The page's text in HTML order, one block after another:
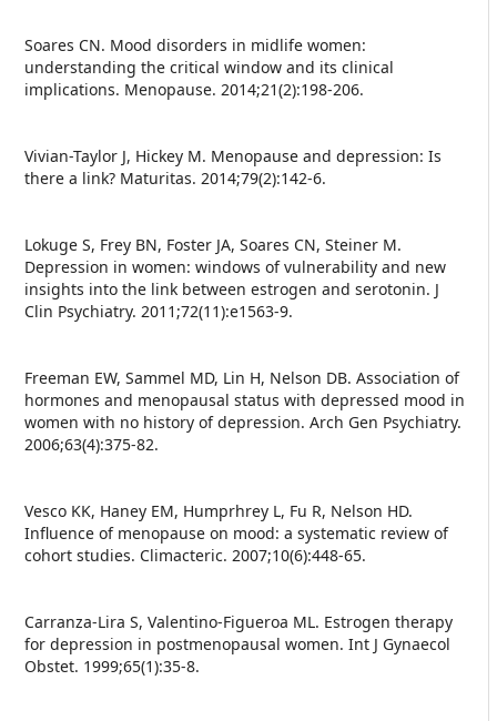
Soares CN. Mood disorders in midlife women:
understanding the critical window and its clinical
implications. Menopause. 2014;21(2):198-206.
Vivian-Taylor J, Hickey M. Menopause and depression: Is
there a link? Maturitas. 2014;79(2):142-6.
Lokuge S, Frey BN, Foster JA, Soares CN, Steiner M.
Depression in women: windows of vulnerability and new
insights into the link between estrogen and serotonin. J
Clin Psychiatry. 2011;72(11):e1563-9.
Freeman EW, Sammel MD, Lin H, Nelson DB. Association of
hormones and menopausal status with depressed mood in
women with no history of depression. Arch Gen Psychiatry.
2006;63(4):375-82.
Vesco KK, Haney EM, Humprhrey L, Fu R, Nelson HD.
Influence of menopause on mood: a systematic review of
cohort studies. Climacteric. 2007;10(6):448-65.
Carranza-Lira S, Valentino-Figueroa ML. Estrogen therapy
for depression in postmenopausal women. Int J Gynaecol
Obstet. 1999;65(1):35-8.